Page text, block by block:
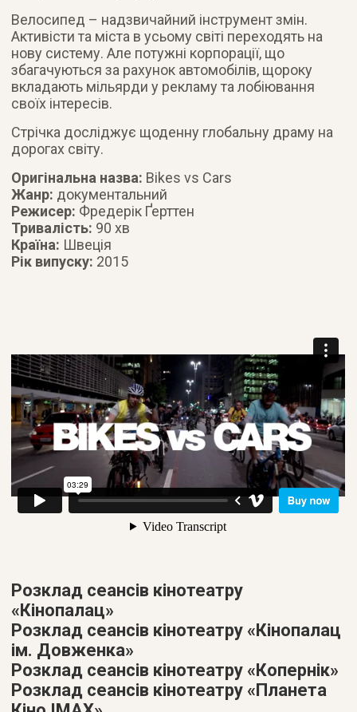
Велосипед – надзвичайний інструмент змін.
Активісти та міста в усьому світі переходять на
нову систему. Але потужні корпорації, що
збагачуються за рахунок автомобілів, щороку
вкладають мільярди у рекламу та лобіювання
своїх інтересів.
Стрічка досліджує щоденну глобальну драму на
дорогах світу.
Оригінальна назва: Bikes vs Cars
Жанр: документальний
Режисер: Фредерік Ґерттен
Тривалість: 90 хв
Країна: Швеція
Рік випуску: 2015
Розклад сеансів кінотеатру
«Кінопалац»
Розклад сеансів кінотеатру «Кінопалац
ім. Довженка»
Розклад сеансів кінотеатру «Копернік»
Розклад сеансів кінотеатру «Планета